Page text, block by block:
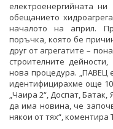
електроенергийната
обещанието
началото на април.
поръчка, която бе
друг от агрегатите –
строителните
нова процедура. „ПАВЕЦ
идентифицирахме още
„Чаира 2“, Доспат,
да има новина, че
някои от тях“, коментира